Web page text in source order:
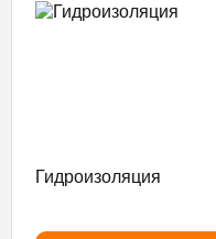
Гидроизоляция